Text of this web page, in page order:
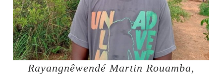
Rayangnêwendé Martin Rouamba,